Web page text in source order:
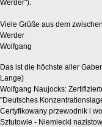
Werder").
Viele Grüße aus dem
Werder
Wolfgang
Das ist die höchste aller
Lange)
Wolfgang Naujocks:
"Deutsches
Certyfikowany przewodnik i
Sztutowie - Niemiecki